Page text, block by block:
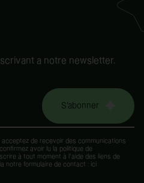
a notre newsletter.
S'abonner
de recevoir des communications
avoir lu la politique de
à tout moment à l’aide des liens de
notre formulaire de contact : ici